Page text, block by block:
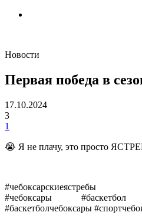
Новости
Первая победа в
17.10.2024
3
1
😭 Я не плачу, это просто
#чебоксарскиеястребы
#чебоксары
#баскетболчебоксары